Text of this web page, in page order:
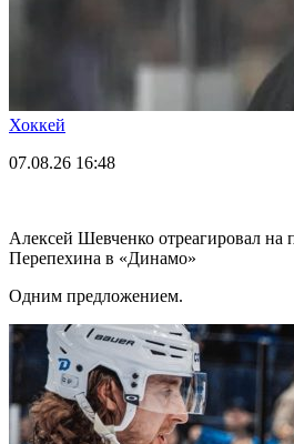
Хоккей
07.08.26 16:48
Алексей Шевченко отреагировал на
Перепехина в «Динамо»
Одним предложением.